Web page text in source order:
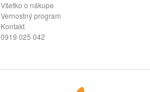
Všetko o nákupe
Vernostný program
Kontakt
0919 025 042